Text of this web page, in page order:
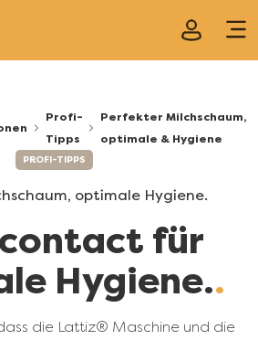
Profi-
Tipps
Perfekter Milchschaum,
optimale & Hygiene
PROFI-TIPPS
optimale Hygiene.
für
Hygiene.
die Lattiz® Maschine und die